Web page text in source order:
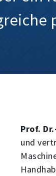
Prof.
und